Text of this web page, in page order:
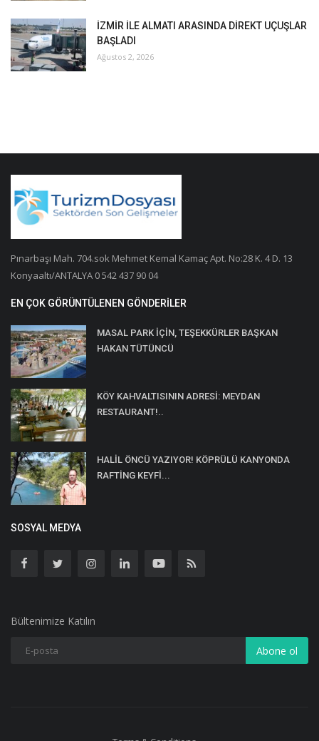
İZMİR İLE ALMATI ARASINDA DİREKT UÇUŞLAR
BAŞLADI
Ağustos 2, 2026
Pınarbaşı Mah. 704.sok Mehmet Kemal Kamaç Apt. No:28 K. 4 D. 13
Konyaaltı/ANTALYA 0 542 437 90 04
EN ÇOK GÖRÜNTÜLENEN GÖNDERILER
MASAL PARK İÇİN, TEŞEKKÜRLER BAŞKAN
HAKAN TÜTÜNCÜ
KÖY KAHVALTISININ ADRESİ: MEYDAN
RESTAURANT!..
HALİL ÖNCÜ YAZIYOR! KÖPRÜLÜ KANYONDA
RAFTİNG KEYFİ...
SOSYAL MEDYA
Bültenimize Katılın
Abone ol